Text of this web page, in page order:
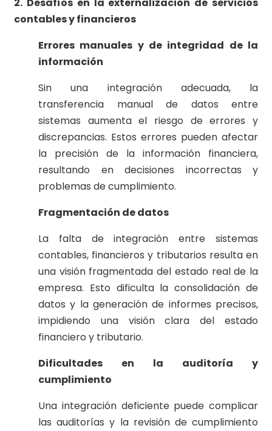
2. Desafíos en la externalización de servicios
contables y financieros
Errores manuales y de integridad de la
información
Sin una integración adecuada, la
transferencia manual de datos entre
sistemas aumenta el riesgo de errores y
discrepancias. Estos errores pueden afectar
la precisión de la información financiera,
resultando en decisiones incorrectas y
problemas de cumplimiento.
Fragmentación de datos
La falta de integración entre sistemas
contables, financieros y tributarios resulta en
una visión fragmentada del estado real de la
empresa. Esto dificulta la consolidación de
datos y la generación de informes precisos,
impidiendo una visión clara del estado
financiero y tributario.
Dificultades en la auditoría y
cumplimiento
Una integración deficiente puede complicar
las auditorías y la revisión de cumplimiento